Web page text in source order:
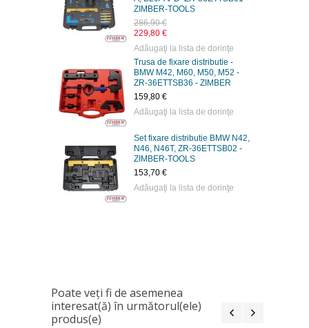
ZIMBER-TOOLS
286,90 €
229,80 €
Adăugaţi la lista de dorinţe
Trusa de fixare distributie -
BMW M42, M60, M50, M52 -
ZR-36ETTSB36 - ZIMBER
159,80 €
Adăugaţi la lista de dorinţe
Set fixare distributie BMW N42,
N46, N46T, ZR-36ETTSB02 -
ZIMBER-TOOLS
153,70 €
Adăugaţi la lista de dorinţe
Poate veţi fi de asemenea
interesat(ă) în următorul(ele)
produs(e)